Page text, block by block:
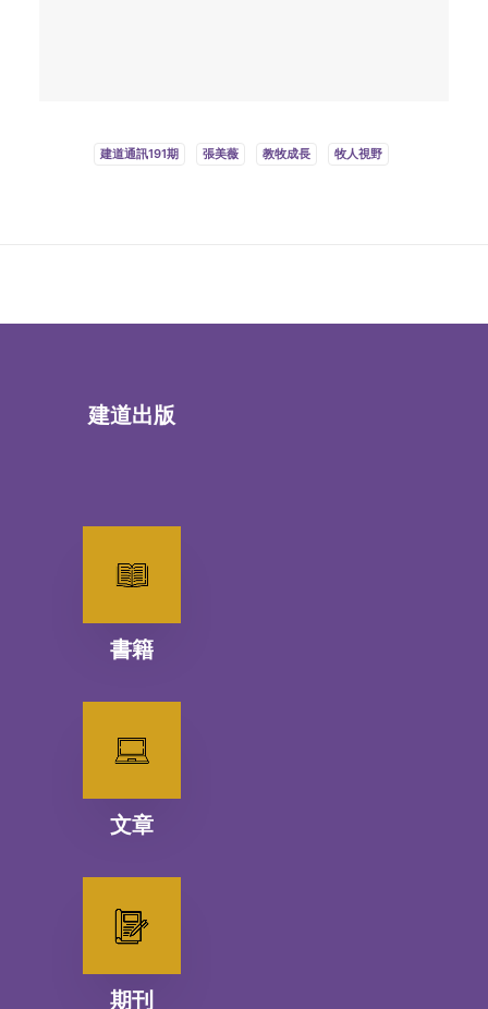
建道通訊191期 張美薇 教牧成長 牧人視野
建道出版
書籍
文章
期刊